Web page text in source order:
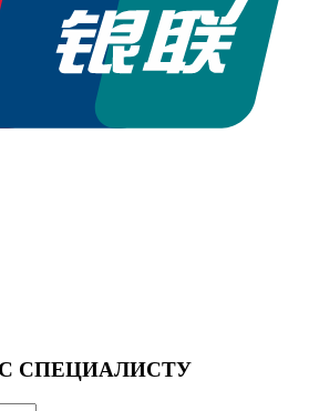
СПЕЦИАЛИСТУ